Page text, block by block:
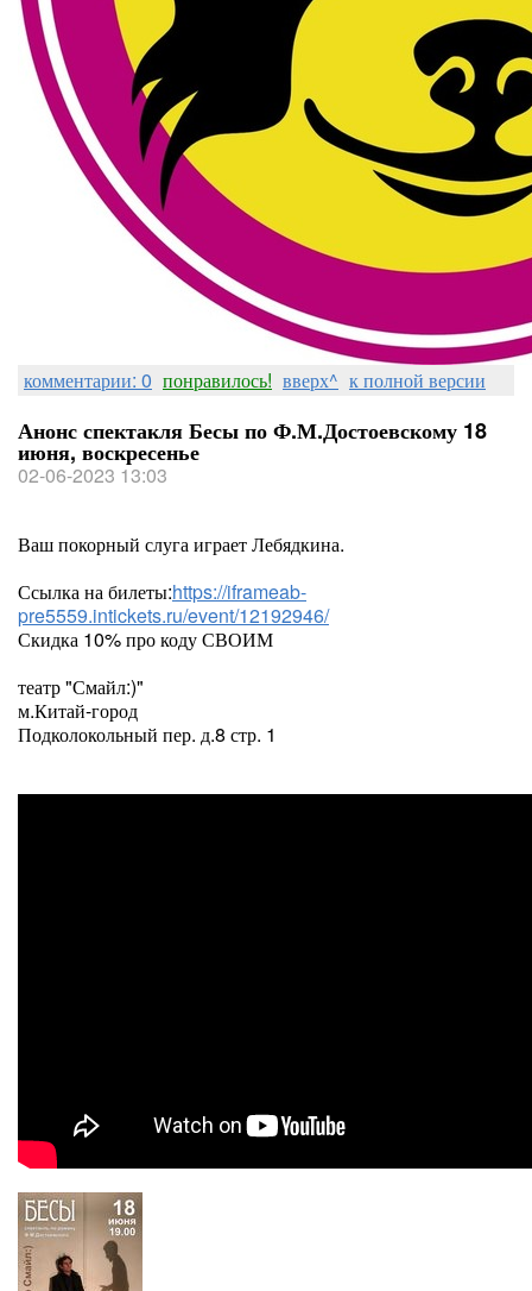
комментарии: 0 понравилось! вверх^ к полной версии
Анонс спектакля Бесы по Ф.М.Достоевскому 18
июня, воскресенье
02-06-2023 13:03
Ваш покорный слуга играет Лебядкина.
Ссылка на билеты:https://iframeab-
pre5559.intickets.ru/event/12192946/
Скидка 10% про коду СВОИМ
театр "Смайл:)"
м.Китай-город
Подколокольный пер. д.8 стр. 1